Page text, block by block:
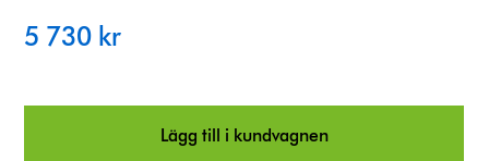
t
o
5 730 kr
Lägg till i kundvagnen